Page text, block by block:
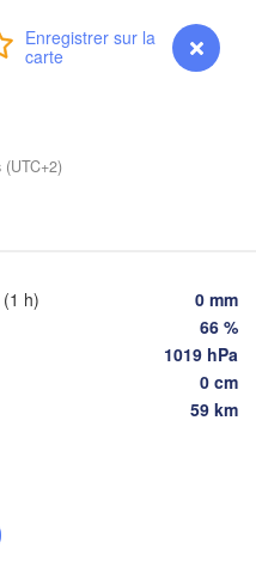
myVentusky Prévisions
h)
0 mm
66 %
1019 hPa
0 cm
59 km
(Brest)
Івано-
(Ivano-